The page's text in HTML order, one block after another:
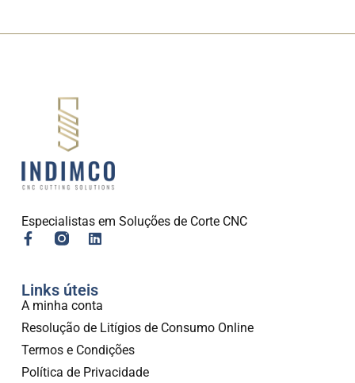
Especialistas em Soluções de Corte CNC
Links úteis
A minha conta
Resolução de Litígios de Consumo Online
Termos e Condições
Política de Privacidade